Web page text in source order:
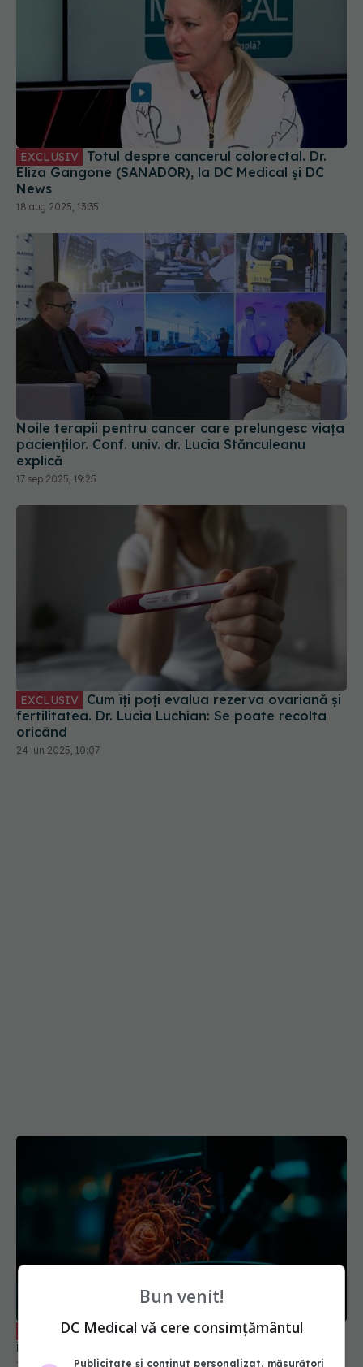
EXCLUSIV
Eliza Gangone (SANADOR), la DC Medical și DC
News
18 aug 2025, 13:35
Noile terapii pentru cancer care prelungesc viața
pacienților. Conf. univ. dr. Lucia Stănculeanu
explică
17 sep 2025, 19:25
EXCLUSIV
fertilitatea. Dr. Lucia Luchian: Se poate recolta
oricând
24 iun 2025, 10:07
EXCLUSIV Provocările diagnosticării oncologice
în România. Prof. univ. dr. Ovidiu Pop: Stăm prost
Bun venit!
DC Medical vă cere consimțământul
Publicitate și conținut personalizat, măsurători